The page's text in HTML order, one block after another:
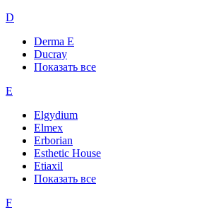
D
Derma E
Ducray
Показать все
E
Elgydium
Elmex
Erborian
Esthetic House
Etiaxil
Показать все
F